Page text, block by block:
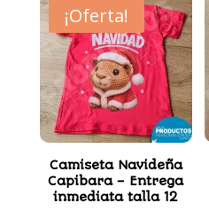
¡Oferta!
Camiseta Navideña
Capibara – Entrega
inmediata talla 12